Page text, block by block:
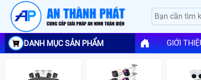
DANH MỤC SẢN PHẨM GIỚI